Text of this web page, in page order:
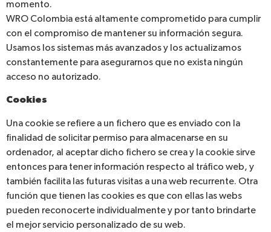
momento.
WRO Colombia está altamente comprometido para cumplir
con el compromiso de mantener su información segura.
Usamos los sistemas más avanzados y los actualizamos
constantemente para asegurarnos que no exista ningún
acceso no autorizado.
Cookies
Una cookie se refiere a un fichero que es enviado con la
finalidad de solicitar permiso para almacenarse en su
ordenador, al aceptar dicho fichero se crea y la cookie sirve
entonces para tener información respecto al tráfico web, y
también facilita las futuras visitas a una web recurrente. Otra
función que tienen las cookies es que con ellas las webs
pueden reconocerte individualmente y por tanto brindarte
el mejor servicio personalizado de su web.